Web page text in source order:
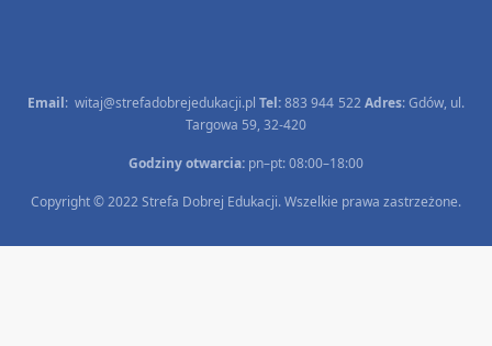
Email:witaj@strefadobrejedukacji.pl Tel: 883 944 522 Adres: Gdów, ul.
Targowa 59, 32-420
Godziny otwarcia:pn–pt: 08:00–18:00
Copyright © 2022 Strefa Dobrej Edukacji. Wszelkie prawa zastrzeżone.